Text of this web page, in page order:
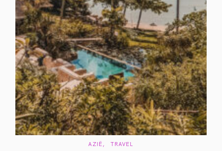
C
AZIË TRAVEL